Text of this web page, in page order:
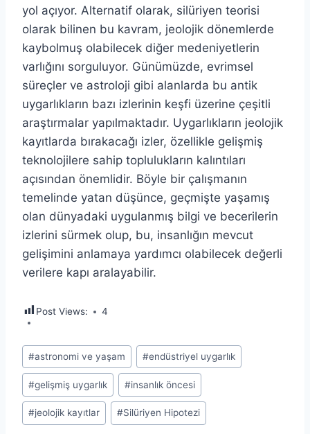
yol açıyor. Alternatif olarak, silüriyen teorisi
olarak bilinen bu kavram, jeolojik dönemlerde
kaybolmuş olabilecek diğer medeniyetlerin
varlığını sorguluyor. Günümüzde, evrimsel
süreçler ve astroloji gibi alanlarda bu antik
uygarlıkların bazı izlerinin keşfi üzerine çeşitli
araştırmalar yapılmaktadır. Uygarlıkların jeolojik
kayıtlarda bırakacağı izler, özellikle gelişmiş
teknolojilere sahip toplulukların kalıntıları
açısından önemlidir. Böyle bir çalışmanın
temelinde yatan düşünce, geçmişte yaşamış
olan dünyadaki uygulanmış bilgi ve becerilerin
izlerini sürmek olup, bu, insanlığın mevcut
gelişimini anlamaya yardımcı olabilecek değerli
verilere kapı aralayabilir.
Post Views: 4
Post
Tags:
#astronomi ve yaşam #endüstriyel uygarlık
#gelişmiş uygarlık #insanlık öncesi
#jeolojik kayıtlar #Silüriyen Hipotezi